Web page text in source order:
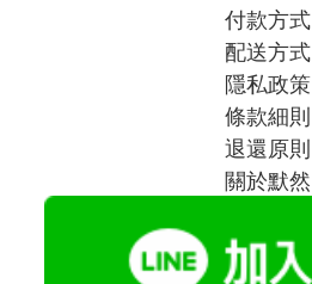
付款方式
配送方式
隱私政策
條款細則
退還原則
關於默然